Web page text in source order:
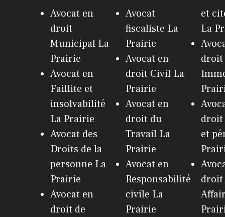
Avocat en
droit
Municipal La
Prairie
Avocat en
Faillite et
insolvabilité
La Prairie
Avocat des
Droits de la
personne La
Prairie
Avocat en
droit de
Avocat
fiscaliste La
Prairie
Avocat en
droit Civil La
Prairie
Avocat en
droit du
Travail La
Prairie
Avocat en
Responsabilité
civile La
Prairie
et
La
droit
et
droit